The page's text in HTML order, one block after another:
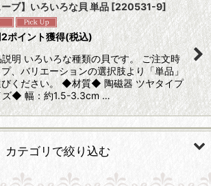
絞り込む
ーブ】いろいろな貝 単品 [220531-9]
2ポイント獲得(税込)
明 いろいろな種類の貝です。 ご注文時
、バリエーションの選択肢より「単品」
びください。 ◆材質◆ 陶磁器 ツヤタイプ
◆ 幅：約1.5-3.3cm …
カテゴリで絞り込む